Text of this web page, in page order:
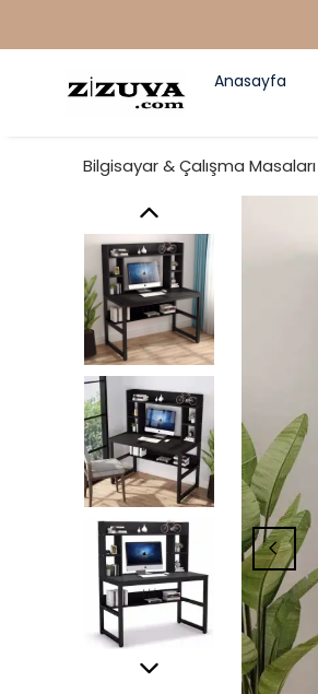
Anasayfa
Bilgisayar & Çalışma Masaları